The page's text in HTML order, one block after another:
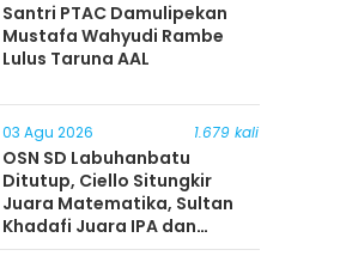
Santri PTAC Damulipekan
Mustafa Wahyudi Rambe
Lulus Taruna AAL
03 Agu 2026 1.679 kali
OSN SD Labuhanbatu
Ditutup, Ciello Situngkir
Juara Matematika, Sultan
Khadafi Juara IPA dan
Timothy Rangkuti Juara IPS